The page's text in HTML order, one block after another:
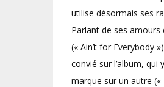
utilise désormais ses
Parlant de ses
(« Ain’t for Everybody
convié sur l’album, qui
marque sur un autre («